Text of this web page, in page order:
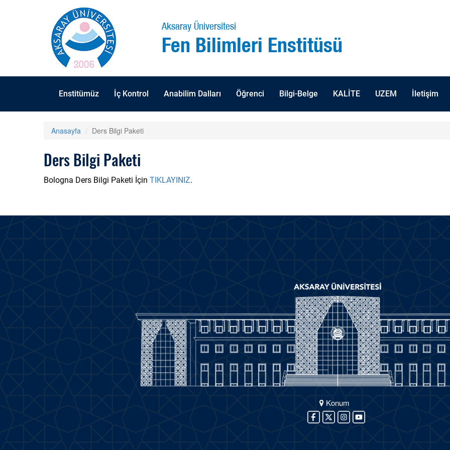
Aksaray Üniversitesi
Fen Bilimleri Enstitüsü
Enstitümüz İç Kontrol Anabilim Dalları Öğrenci Bilgi-Belge KALİTE UZEM İletişim
Anasayfa Ders Bilgi Paketi
Ders Bilgi Paketi
Bologna Ders Bilgi Paketi İçin TIKLAYINIZ.
Konum